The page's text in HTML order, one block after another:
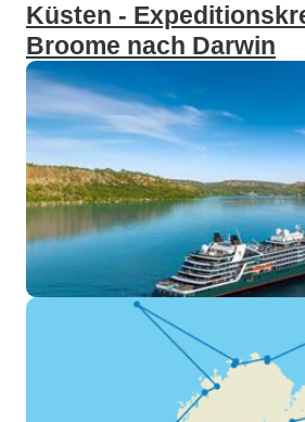
Küsten -
Broome nach Darwin